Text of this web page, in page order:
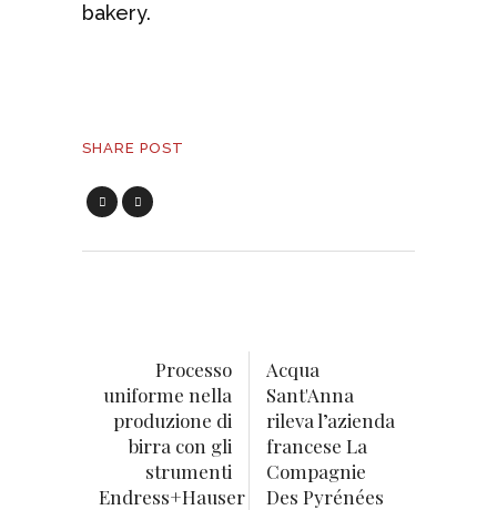
bakery.
SHARE POST
Processo
uniforme nella
produzione di
birra con gli
strumenti
Endress+Hauser
Acqua
Sant'Anna
rileva l’azienda
francese La
Compagnie
Des Pyrénées